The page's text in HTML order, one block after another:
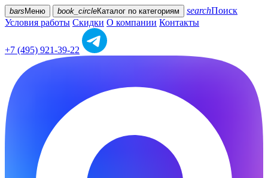
bars Меню book_circleКаталог по категориям searchПоиск
Условия работы Скидки О компании Контакты
+7 (495) 921-39-22